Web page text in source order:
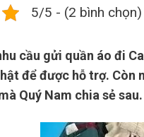
5/5 - (2 bình chọn)
cầu gửi quần áo đi
để được hỗ trợ.
Quý Nam chia sẻ sau.